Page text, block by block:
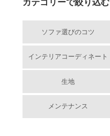
カテゴリーで絞り込む
ソファ選びのコツ
インテリアコーディネート
生地
メンテナンス